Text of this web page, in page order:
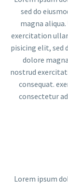
sed do
magna
exercitation
pisicing elit, sed
dolore
nostrud
consequat.
consectetur
Lorem ipsum